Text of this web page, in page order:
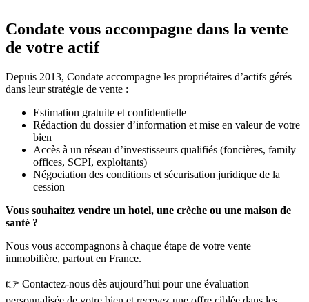
Condate vous accompagne dans la vente
de votre actif
Depuis 2013, Condate accompagne les propriétaires d’actifs gérés
dans leur stratégie de vente :
Estimation gratuite et confidentielle
Rédaction du dossier d’information et mise en valeur de votre
bien
Accès à un réseau d’investisseurs qualifiés (foncières, family
offices, SCPI, exploitants)
Négociation des conditions et sécurisation juridique de la
cession
Vous souhaitez vendre un hotel, une crèche ou une maison de
santé ?
Nous vous accompagnons à chaque étape de votre vente
immobilière, partout en France.
👉 Contactez-nous dès aujourd’hui pour une évaluation